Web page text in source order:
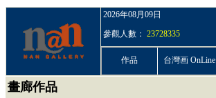
2026年08月09日
參觀人數： 23728335
作品 台灣画 OnLine
畫廊作品